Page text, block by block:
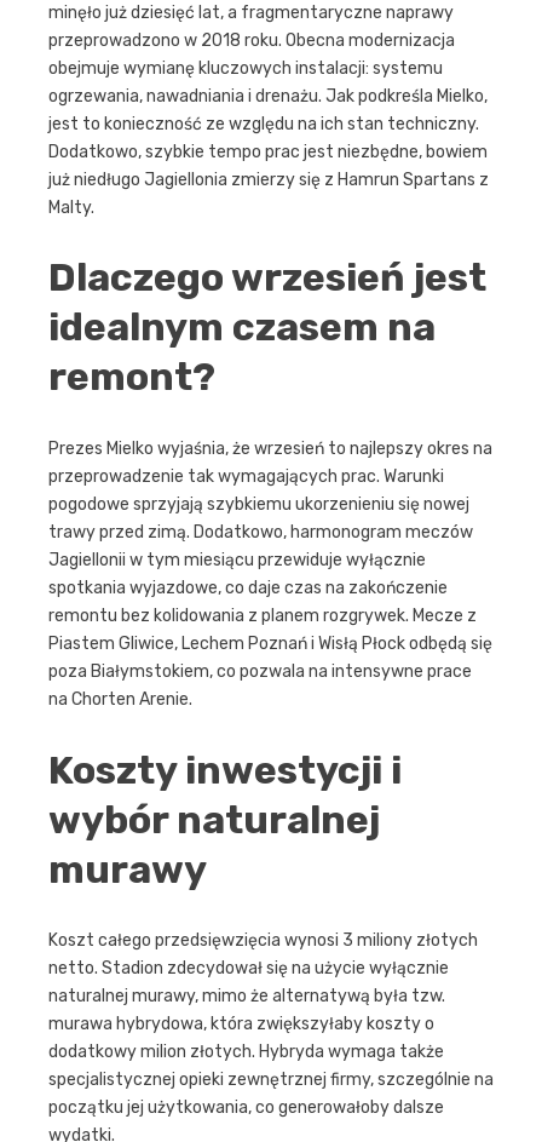
minęło już dziesięć lat, a fragmentaryczne naprawy
przeprowadzono w 2018 roku. Obecna modernizacja
obejmuje wymianę kluczowych instalacji: systemu
ogrzewania, nawadniania i drenażu. Jak podkreśla Mielko,
jest to konieczność ze względu na ich stan techniczny.
Dodatkowo, szybkie tempo prac jest niezbędne, bowiem
już niedługo Jagiellonia zmierzy się z Hamrun Spartans z
Malty.
Dlaczego wrzesień jest
idealnym czasem na
remont?
Prezes Mielko wyjaśnia, że wrzesień to najlepszy okres na
przeprowadzenie tak wymagających prac. Warunki
pogodowe sprzyjają szybkiemu ukorzenieniu się nowej
trawy przed zimą. Dodatkowo, harmonogram meczów
Jagiellonii w tym miesiącu przewiduje wyłącznie
spotkania wyjazdowe, co daje czas na zakończenie
remontu bez kolidowania z planem rozgrywek. Mecze z
Piastem Gliwice, Lechem Poznań i Wisłą Płock odbędą się
poza Białymstokiem, co pozwala na intensywne prace
na Chorten Arenie.
Koszty inwestycji i
wybór naturalnej
murawy
Koszt całego przedsięwzięcia wynosi 3 miliony złotych
netto. Stadion zdecydował się na użycie wyłącznie
naturalnej murawy, mimo że alternatywą była tzw.
murawa hybrydowa, która zwiększyłaby koszty o
dodatkowy milion złotych. Hybryda wymaga także
specjalistycznej opieki zewnętrznej firmy, szczególnie na
początku jej użytkowania, co generowałoby dalsze
wydatki.